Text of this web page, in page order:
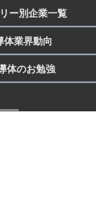
ー別企業一覧
体業界動向
体のお勉強